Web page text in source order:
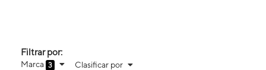
Filtrar por:
Marca 3 Clasificar por